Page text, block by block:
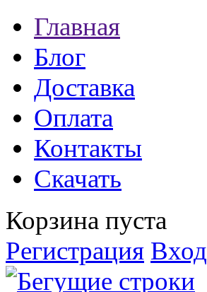
Главная
Блог
Доставка
Оплата
Контакты
Скачать
Корзина пуста
Регистрация Вход